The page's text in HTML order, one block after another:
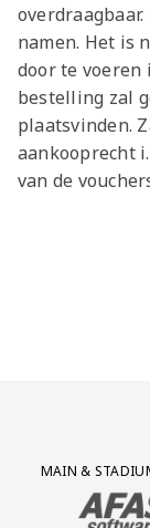
namen. Het is
door te
bestelling zal
plaatsvinden.
aankooprecht
van de
Partner Logos
MAIN &
BEZOEK